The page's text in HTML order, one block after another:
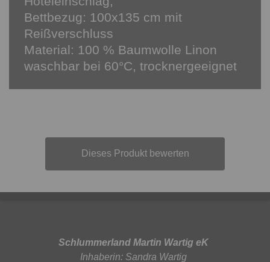
Bettbezug: 100x135 cm mit
Reißverschluss
Material: 100 % Baumwolle Linon
waschbar bei 60°C, trocknergeeignet
Dieses Produkt bewerten
Schlummerland Martin Wartig eK
Inhaberin: Sandra Wartig